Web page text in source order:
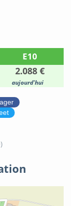
E10
2.088 €
aujourd'hui